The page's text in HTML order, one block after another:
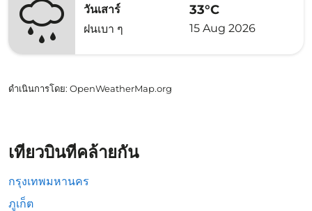
วันเสาร์
ฝนเบา ๆ
33°C
15 Aug 2026
ดำเนินการโดย: OpenWeatherMap.org
เที่ยวบินที่คล้ายกัน
กรุงเทพมหานคร
ภูเก็ต